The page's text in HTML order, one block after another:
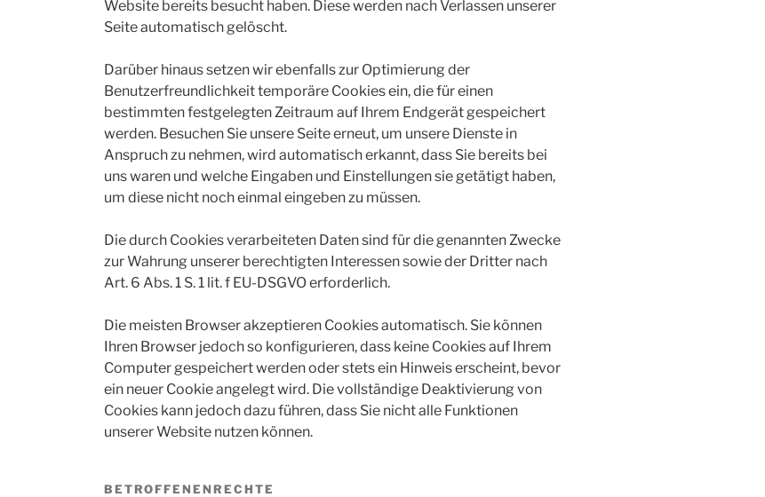
Website bereits besucht haben. Diese werden nach Verlassen unserer
Seite automatisch gelöscht.
Darüber hinaus setzen wir ebenfalls zur Optimierung der
Benutzerfreundlichkeit temporäre Cookies ein, die für einen
bestimmten festgelegten Zeitraum auf Ihrem Endgerät gespeichert
werden. Besuchen Sie unsere Seite erneut, um unsere Dienste in
Anspruch zu nehmen, wird automatisch erkannt, dass Sie bereits bei
uns waren und welche Eingaben und Einstellungen sie getätigt haben,
um diese nicht noch einmal eingeben zu müssen.
Die durch Cookies verarbeiteten Daten sind für die genannten Zwecke
zur Wahrung unserer berechtigten Interessen sowie der Dritter nach
Art. 6 Abs. 1 S. 1 lit. f EU-DSGVO erforderlich.
Die meisten Browser akzeptieren Cookies automatisch. Sie können
Ihren Browser jedoch so konfigurieren, dass keine Cookies auf Ihrem
Computer gespeichert werden oder stets ein Hinweis erscheint, bevor
ein neuer Cookie angelegt wird. Die vollständige Deaktivierung von
Cookies kann jedoch dazu führen, dass Sie nicht alle Funktionen
unserer Website nutzen können.
BETROFFENENRECHTE